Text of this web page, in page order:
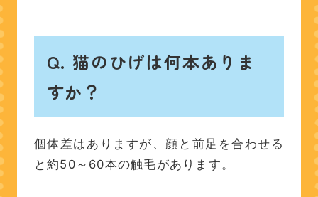
Q.猫のひげは何本ありま
すか？
個体差はありますが、顔と前足を合わせる
と約50～60本の触毛があります。